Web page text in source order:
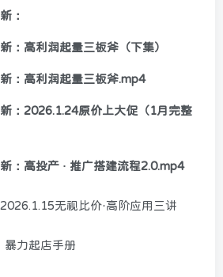
：
：高利润起量三板斧（下集）
：高利润起量三板斧.mp4
：2026.1.24原价上大促（1月完整
：高投产 · 推广搭建流程2.0.mp4
无视比价·高阶应用三讲
力起店手册